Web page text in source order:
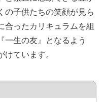
の子供たちの笑顔が見ら
合ったカリキュラムを組
一生の友』となるよう
ています。